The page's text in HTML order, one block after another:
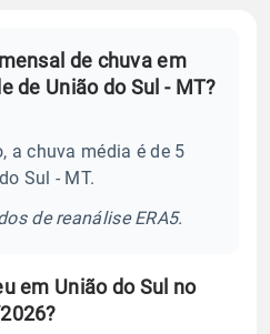
de chuva em
de União do Sul - MT?
a chuva média é de 5
Sul - MT.
de reanálise ERA5.
em União do Sul no